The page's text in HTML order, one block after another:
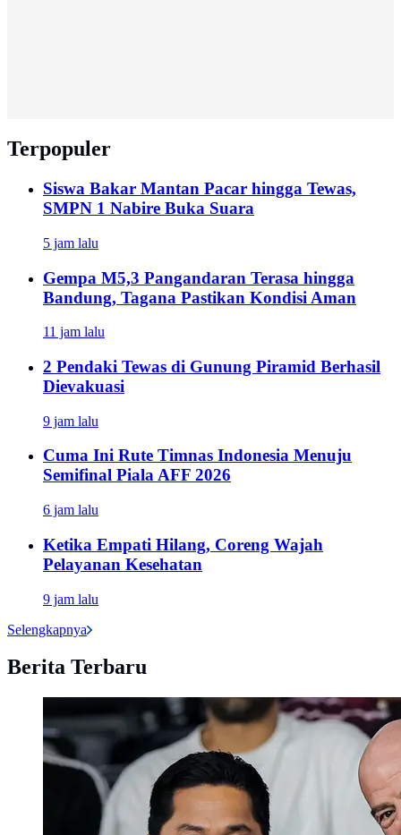
Terpopuler
Siswa Bakar Mantan Pacar hingga Tewas,
SMPN 1 Nabire Buka Suara
5 jam lalu
Gempa M5,3 Pangandaran Terasa hingga
Bandung, Tagana Pastikan Kondisi Aman
11 jam lalu
2 Pendaki Tewas di Gunung Piramid Berhasil
Dievakuasi
9 jam lalu
Cuma Ini Rute Timnas Indonesia Menuju
Semifinal Piala AFF 2026
6 jam lalu
Ketika Empati Hilang, Coreng Wajah
Pelayanan Kesehatan
9 jam lalu
Selengkapnya
Berita Terbaru